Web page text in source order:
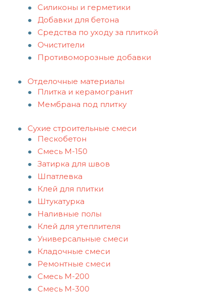
Силиконы и герметики
Добавки для бетона
Средства по уходу за плиткой
Очистители
Противоморозные добавки
Отделочные материалы
Плитка и керамогранит
Мембрана под плитку
Сухие строительные смеси
Пескобетон
Смесь М-150
Затирка для швов
Шпатлевка
Клей для плитки
Штукатурка
Наливные полы
Клей для утеплителя
Универсальные смеси
Кладочные смеси
Ремонтные смеси
Смесь М-200
Смесь М-300